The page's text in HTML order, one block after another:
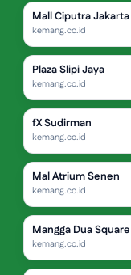
Mall Ciputra Jakarta
kemang.co.id
Plaza Slipi Jaya
kemang.co.id
fX Sudirman
kemang.co.id
Mal Atrium Senen
kemang.co.id
Mangga Dua Square
kemang.co.id